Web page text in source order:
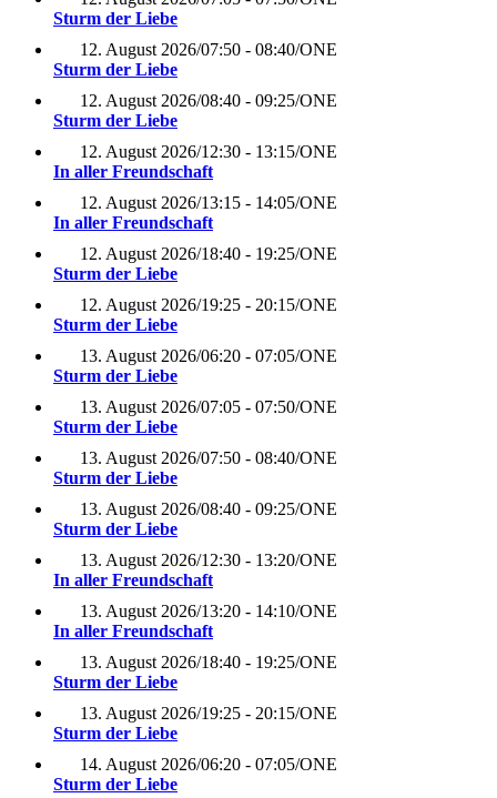
Sturm der Liebe
12. August 2026/07:50 - 08:40/ONE
Sturm der Liebe
12. August 2026/08:40 - 09:25/ONE
Sturm der Liebe
12. August 2026/12:30 - 13:15/ONE
In aller Freundschaft
12. August 2026/13:15 - 14:05/ONE
In aller Freundschaft
12. August 2026/18:40 - 19:25/ONE
Sturm der Liebe
12. August 2026/19:25 - 20:15/ONE
Sturm der Liebe
13. August 2026/06:20 - 07:05/ONE
Sturm der Liebe
13. August 2026/07:05 - 07:50/ONE
Sturm der Liebe
13. August 2026/07:50 - 08:40/ONE
Sturm der Liebe
13. August 2026/08:40 - 09:25/ONE
Sturm der Liebe
13. August 2026/12:30 - 13:20/ONE
In aller Freundschaft
13. August 2026/13:20 - 14:10/ONE
In aller Freundschaft
13. August 2026/18:40 - 19:25/ONE
Sturm der Liebe
13. August 2026/19:25 - 20:15/ONE
Sturm der Liebe
14. August 2026/06:20 - 07:05/ONE
Sturm der Liebe